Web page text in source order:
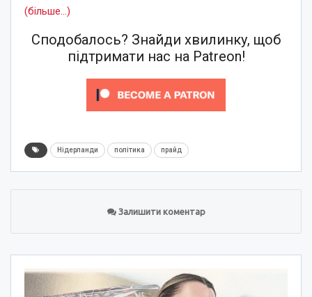
(більше…)
Сподобалось? Знайди хвилинку, щоб
підтримати нас на Patreon!
Нідерланди політика прайд
Залишити коментар